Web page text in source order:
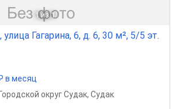
1 из 1
Гагарина, 6, д. 6, 30 м², 5/5 эт.
в месяц
Городской округ Судак, Судак